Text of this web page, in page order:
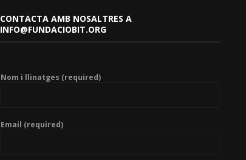
CONTACTA AMB NOSALTRES A
INFO@FUNDACIOBIT.ORG
Nom i llinatges (required)
Email (required)